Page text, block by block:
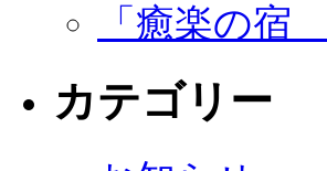
「癒楽の
カテゴリー